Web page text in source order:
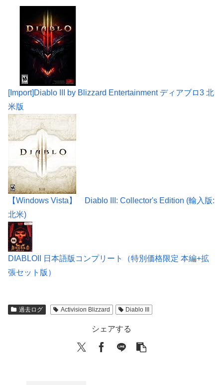
[Import]Diablo III by Blizzard Entertainment ディアブロ3 北
米版
【Windows Vista】 Diablo III: Collector's Edition (輸入版:
北米)
DIABLOII 日本語版コンプリート（特別価格限定 本編+拡
張セット版）
過去ログ Activision Blizzard Diablo III
シェアする